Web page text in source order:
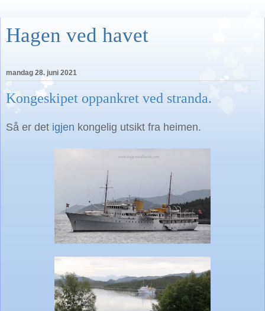
Hagen ved havet
mandag 28. juni 2021
Kongeskipet oppankret ved stranda.
Så er det igjen kongelig utsikt fra heimen.